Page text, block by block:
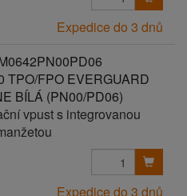
Expedice do 3 dnů
TPO/FPO EVERGUARD
BÍLÁ (PN00/PD06)
vpust s integrovanou
Expedice do 3 dnů